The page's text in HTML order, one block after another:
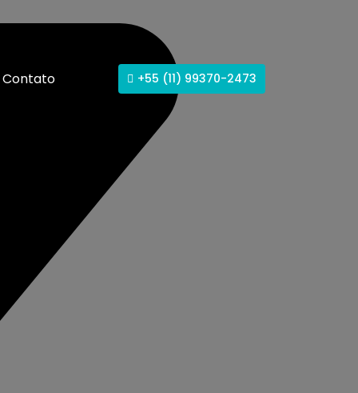
Contato +55 (11) 99370-2473